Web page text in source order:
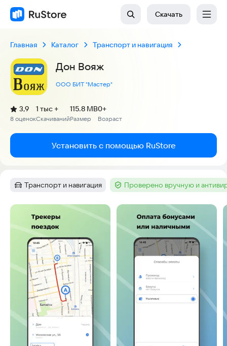
Скачать
Главная Каталог Транспорт и навигация
Дон Вояж
ООО БИТ "Мастер"
Рейтинг:
3,9
(
8 оценок
)
Скачиваний
1 тыс +
Размер
115.8 MB
Возраст
0+
Установить с помощью RuStore
Категория:
Транспорт и навигация Тег :Проверено вручную и
Скриншоты